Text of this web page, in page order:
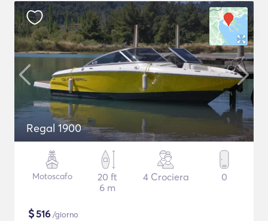
Regal 1900
Motoscafo
20 ft
6 m
4 Crociera 0
$516 /giorno